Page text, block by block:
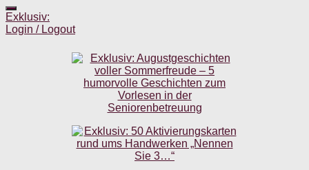
Exklusiv:
Login / Logout